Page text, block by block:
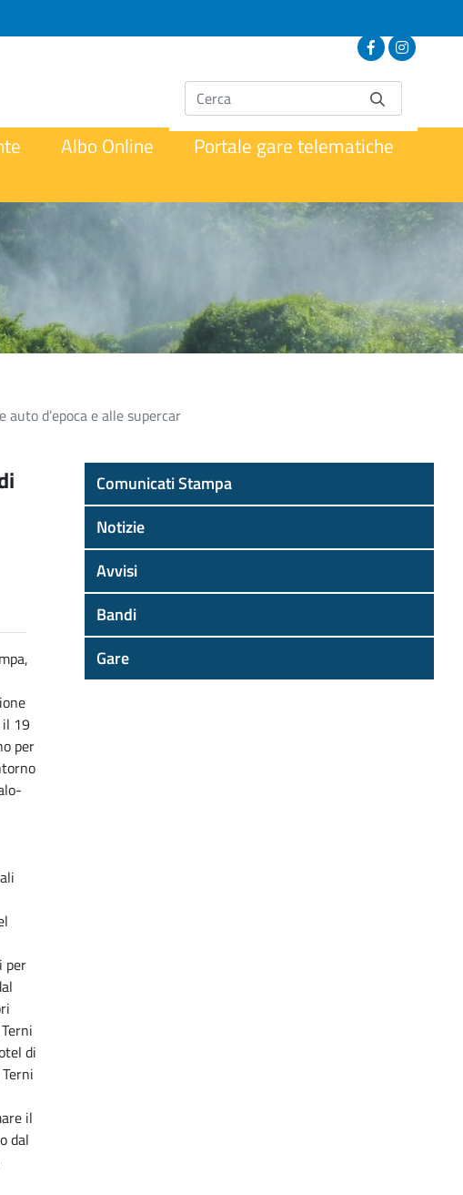
Albo Online
Portale gare telematiche
d’epoca e alle supercar
il 19
per
per
di
il
dal
Comunicati Stampa
Notizie
Avvisi
Bandi
Gare